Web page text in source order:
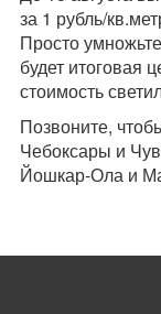
за 1 рубль/
Просто
будет итоговая
стоимость
Позвоните,
Чебоксары и
Йошкар-Ола и